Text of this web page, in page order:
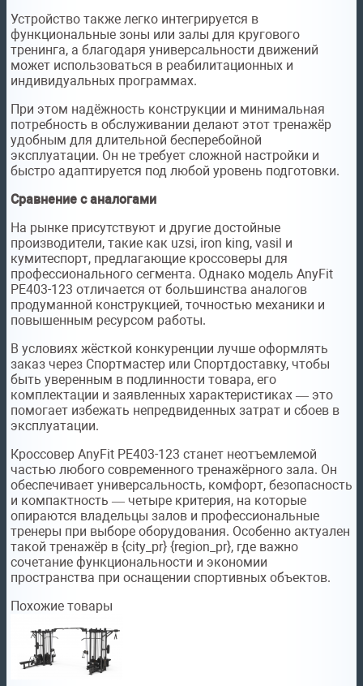
Устройство также легко интегрируется в
функциональные зоны или залы для кругового
тренинга, а благодаря универсальности движений
может использоваться в реабилитационных и
индивидуальных программах.
При этом надёжность конструкции и минимальная
потребность в обслуживании делают этот тренажёр
удобным для длительной бесперебойной
эксплуатации. Он не требует сложной настройки и
быстро адаптируется под любой уровень подготовки.
Сравнение с аналогами
На рынке присутствуют и другие достойные
производители, такие как uzsi, iron king, vasil и
кумитеспорт, предлагающие кроссоверы для
профессионального сегмента. Однако модель AnyFit
PE403-123 отличается от большинства аналогов
продуманной конструкцией, точностью механики и
повышенным ресурсом работы.
В условиях жёсткой конкуренции лучше оформлять
заказ через Спортмастер или Спортдоставку, чтобы
быть уверенным в подлинности товара, его
комплектации и заявленных характеристиках — это
помогает избежать непредвиденных затрат и сбоев в
эксплуатации.
Кроссовер AnyFit PE403-123 станет неотъемлемой
частью любого современного тренажёрного зала. Он
обеспечивает универсальность, комфорт, безопасность
и компактность — четыре критерия, на которые
опираются владельцы залов и профессиональные
тренеры при выборе оборудования. Особенно актуален
такой тренажёр в {city_pr} {region_pr}, где важно
сочетание функциональности и экономии
пространства при оснащении спортивных объектов.
Похожие товары